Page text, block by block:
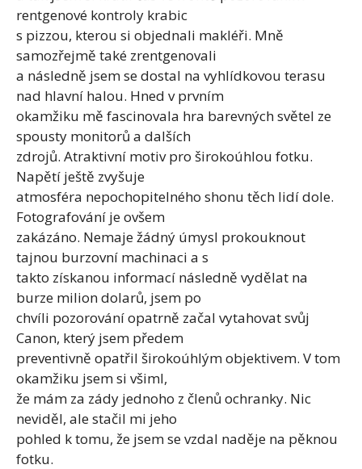
rentgenové kontroly krabic
s pizzou, kterou si objednali makléři. Mně
samozřejmě také zrentgenovali
a následně jsem se dostal na vyhlídkovou terasu
nad hlavní halou. Hned v prvním
okamžiku mě fascinovala hra barevných světel ze
spousty monitorů a dalších
zdrojů. Atraktivní motiv pro širokoúhlou fotku.
Napětí ještě zvyšuje
atmosféra nepochopitelného shonu těch lidí dole.
Fotografování je ovšem
zakázáno. Nemaje žádný úmysl prokouknout
tajnou burzovní machinaci a s
takto získanou informací následně vydělat na
burze milion dolarů, jsem po
chvíli pozorování opatrně začal vytahovat svůj
Canon, který jsem předem
preventivně opatřil širokoúhlým objektivem. V tom
okamžiku jsem si všiml,
že mám za zády jednoho z členů ochranky. Nic
neviděl, ale stačil mi jeho
pohled k tomu, že jsem se vzdal naděje na pěknou
fotku.